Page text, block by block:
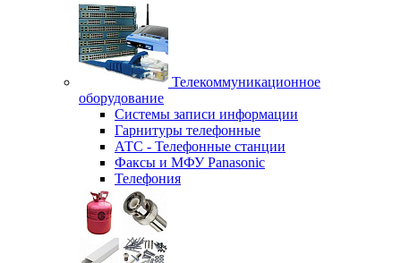
Телекоммуникационное
оборудование
Системы записи информации
Гарнитуры телефонные
АТС - Телефонные станции
Факсы и МФУ Panasonic
Телефония